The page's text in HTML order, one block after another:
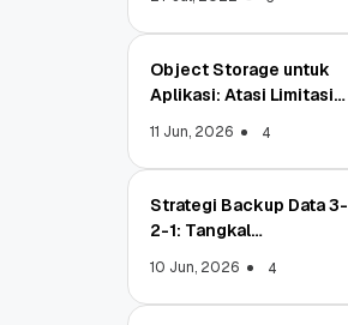
Object Storage untuk
Aplikasi: Atasi Limitasi
11 Jun, 2026 4
Strategi Backup Data 3-
2-1: Tangkal
10 Jun, 2026 4